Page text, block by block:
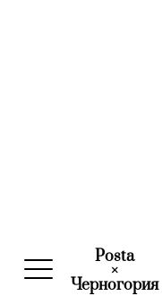
Posta
×
Черногория